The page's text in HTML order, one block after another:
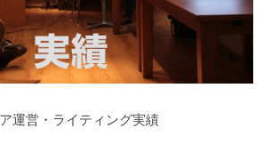
運営・ライティング実績